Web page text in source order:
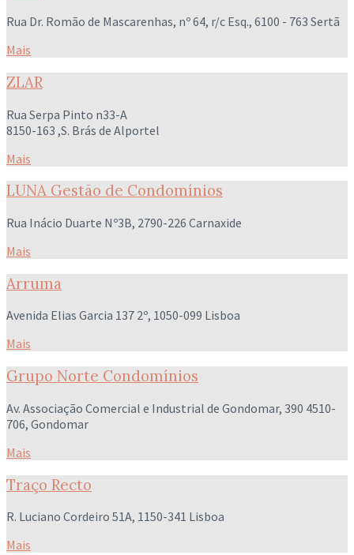
Rua Dr. Romão de Mascarenhas, nº 64, r/c Esq., 6100 - 763 Sertã
Mais
ZLAR
Rua Serpa Pinto n33-A
8150-163 ,S. Brás de Alportel
Mais
LUNA Gestão de Condomínios
Rua Inácio Duarte Nº3B, 2790-226 Carnaxide
Mais
Arruma
Avenida Elias Garcia 137 2º, 1050-099 Lisboa
Mais
Grupo Norte Condomínios
Av. Associação Comercial e Industrial de Gondomar, 390 4510-
706, Gondomar
Mais
Traço Recto
R. Luciano Cordeiro 51A, 1150-341 Lisboa
Mais